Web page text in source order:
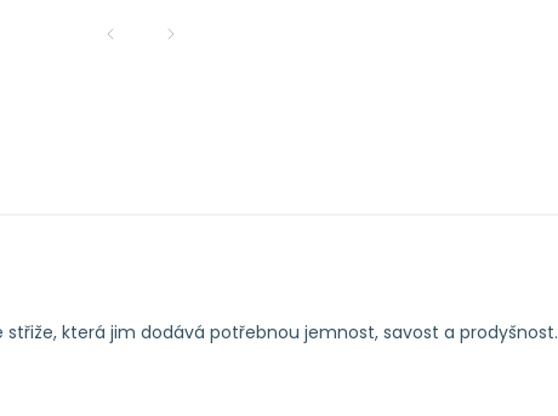
střiže, která jim dodává potřebnou jemnost, savost a prodyšnost.